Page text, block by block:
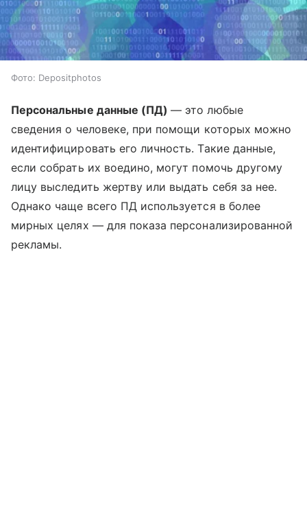
Фото: Depositphotos
Персональные данные (ПД)— это любые
сведения о человеке, при помощи которых можно
идентифицировать его личность. Такие данные,
если собрать их воедино, могут помочь другому
лицу выследить жертву или выдать себя за нее.
Однако чаще всего ПД используется в более
мирных целях — для показа персонализированной
рекламы.